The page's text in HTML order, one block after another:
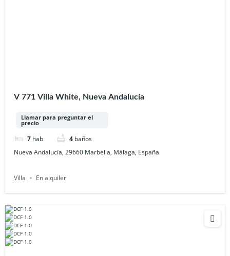
V 771 Villa White, Nueva Andalucía
Llamar para preguntar el
precio
7 hab 4 baños
Nueva Andalucía, 29660 Marbella, Málaga, España
Villa En alquiler